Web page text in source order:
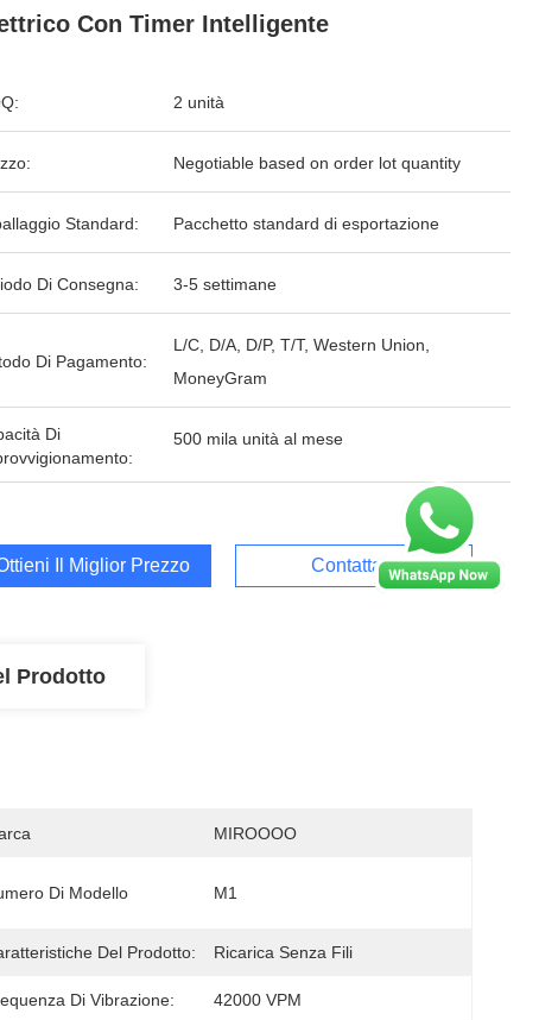
Con Timer Intelligente
2 unità
Negotiable based on order lot quantity
Standard: Pacchetto standard di esportazione
Di Consegna: 3-5 settimane
Di Pagamento:
L/C, D/A, D/P, T/T, Western Union,
MoneyGram
Di
500 mila unità al mese
Il Miglior Prezzo Contattaci
Prodotto
MIROOOO
Di Modello M1
Del Prodotto: Ricarica Senza Fili
Di Vibrazione: 42000 VPM